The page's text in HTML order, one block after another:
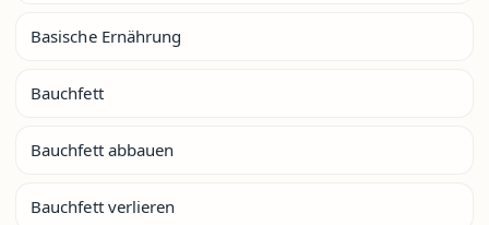
Basische Ernährung
Bauchfett
Bauchfett abbauen
Bauchfett verlieren